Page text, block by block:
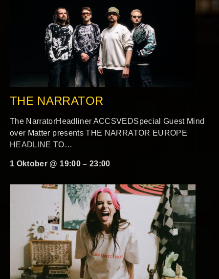
THE NARRATOR
The NarratorHeadliner ACCSVEDSpecial Guest Mind
over Matter presents THE NARRATOR EUROPE
HEADLINE TO…
1 Oktober @ 19:00–23:00